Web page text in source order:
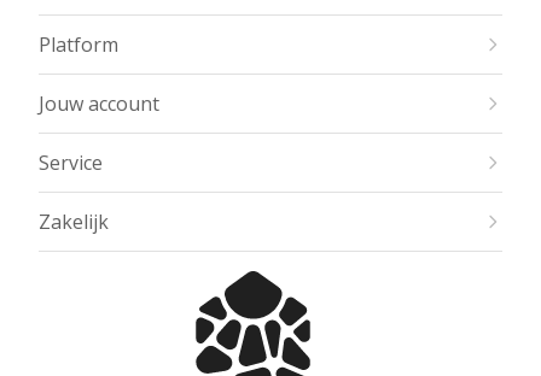
Platform
Jouw account
Service
Zakelijk